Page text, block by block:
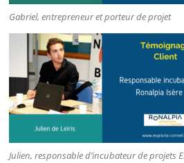
Gabriel, entrepreneur et porteur de projet
Julien, responsable d’incubateur de projets